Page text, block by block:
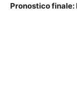
Pronostico finale: